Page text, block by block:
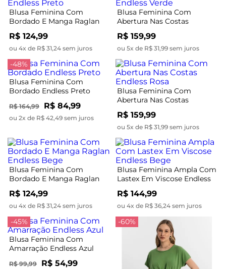
Blusa Feminina Com
Bordado E Manga Raglan
Endless Preto
R$ 124,99
ou 4x de R$ 31,24 sem juros
Blusa Feminina Com
Abertura Nas Costas
Endless Verde
R$ 159,99
ou 5x de R$ 31,99 sem juros
-48%
Blusa Feminina Com
Bordado Endless Preto
R$ 164,99 R$ 84,99
ou 2x de R$ 42,49 sem juros
Blusa Feminina Com
Abertura Nas Costas
Endless Rosa
R$ 159,99
ou 5x de R$ 31,99 sem juros
Blusa Feminina Com
Bordado E Manga Raglan
Endless Bege
R$ 124,99
ou 4x de R$ 31,24 sem juros
Blusa Feminina Ampla Com
Lastex Em Viscose Endless
Bege
R$ 144,99
ou 4x de R$ 36,24 sem juros
-45%
Blusa Feminina Com
Amarração Endless Azul
R$ 99,99 R$ 54,99
-60%